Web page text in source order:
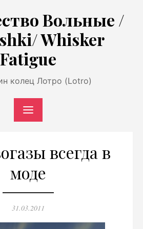
Вольные /
Whisker
Fatigue
колец Лотро (Lotro)
всегда в
моде
Опубликовано
31.03.2011